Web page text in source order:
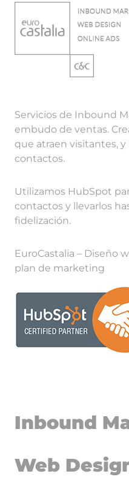
Servicios de Inbound
embudo de ventas.
que atraen visitantes,
contactos.
Utilizamos HubSpot
contactos y llevarlos
fidelización.
EuroCastalia – Diseño
plan de marketing
Inbound
Web